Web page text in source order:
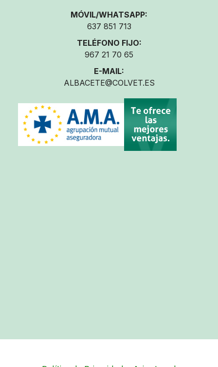
MÓVIL/WHATSAPP:
637 851 713
TELÉFONO FIJO:
967 21 70 65
E-MAIL:
ALBACETE@COLVET.ES